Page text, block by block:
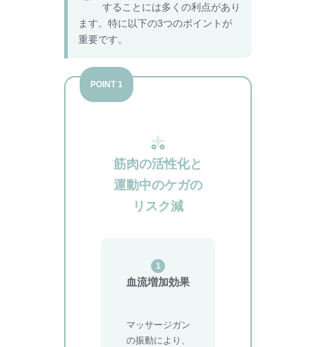
することには多くの利点があり
ます。特に以下の3つのポイントが
重要です。
POINT 1
筋肉の活性化と
運動中のケガの
リスク減
1
血流増加効果
マッサージガン
の振動により、